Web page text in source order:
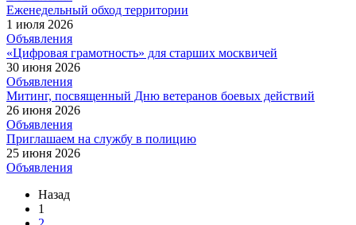
Еженедельный обход территории
1 июля 2026
Объявления
«Цифровая грамотность» для старших москвичей
30 июня 2026
Объявления
Митинг, посвященный Дню ветеранов боевых действий
26 июня 2026
Объявления
Приглашаем на службу в полицию
25 июня 2026
Объявления
Назад
1